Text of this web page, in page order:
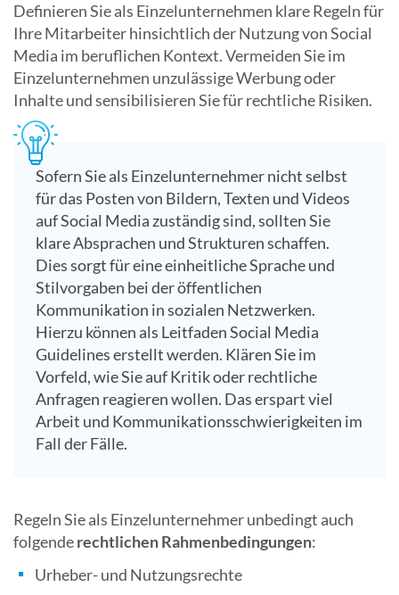
Definieren Sie als Einzelunternehmen klare Regeln für
Ihre Mitarbeiter hinsichtlich der Nutzung von Social
Media im beruflichen Kontext. Vermeiden Sie im
Einzelunternehmen unzulässige Werbung oder
Inhalte und sensibilisieren Sie für rechtliche Risiken.
Sofern Sie als Einzelunternehmer nicht selbst
für das Posten von Bildern, Texten und Videos
auf Social Media zuständig sind, sollten Sie
klare Absprachen und Strukturen schaffen.
Dies sorgt für eine einheitliche Sprache und
Stilvorgaben bei der öffentlichen
Kommunikation in sozialen Netzwerken.
Hierzu können als Leitfaden Social Media
Guidelines erstellt werden. Klären Sie im
Vorfeld, wie Sie auf Kritik oder rechtliche
Anfragen reagieren wollen. Das erspart viel
Arbeit und Kommunikationsschwierigkeiten im
Fall der Fälle.
Regeln Sie als Einzelunternehmer unbedingt auch
folgenderechtlichen Rahmenbedingungen:
Urheber- und Nutzungsrechte